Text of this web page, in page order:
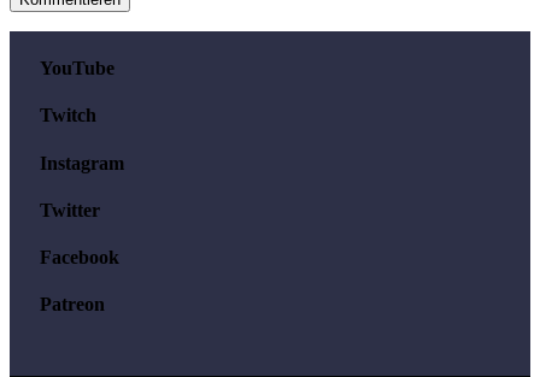
YouTube
Twitch
Instagram
Twitter
Facebook
Patreon